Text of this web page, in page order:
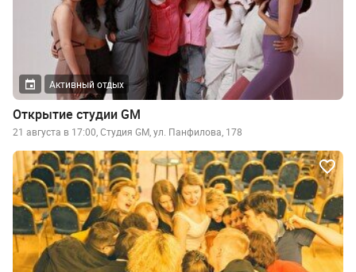
Активный отдых
Открытие студии GM
21 августа в 17:00, Студия GM, ул. Панфилова, 178